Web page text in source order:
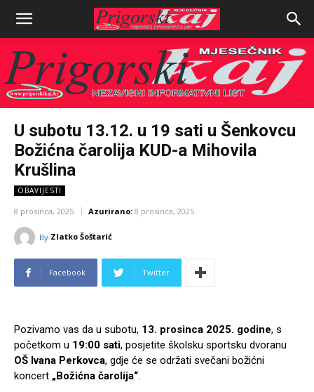
U subotu 13.12. u 19 sati u Šenkovcu
Božićna čarolija KUD-a Mihovila
Krušlina
OBAVIJESTI
8 prosinca, 2025 Azurirano: 8 prosinca, 2025
By Zlatko Šoštarić
Facebook Twitter
Pozivamo vas da u subotu, 13. prosinca 2025. godine, s
početkom u 19:00 sati, posjetite školsku sportsku dvoranu
OŠ Ivana Perkovca, gdje će se održati svečani božićni
koncert „Božićna čarolija“.